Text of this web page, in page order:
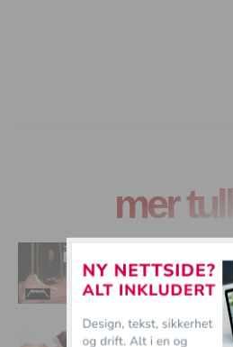
mer
Vi beklager, men
begynner du å...
11 ting alle jenter